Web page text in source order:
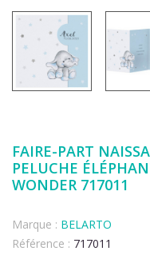
FAIRE-PART
PELUCHE
WONDER 717011
Marque : BELARTO
Référence : 717011